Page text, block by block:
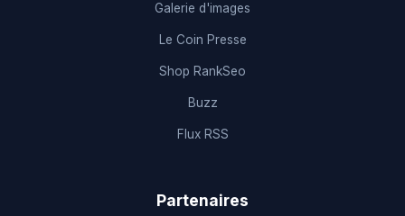
Galerie d'images
Le Coin Presse
Shop RankSeo
Buzz
Flux RSS
Partenaires